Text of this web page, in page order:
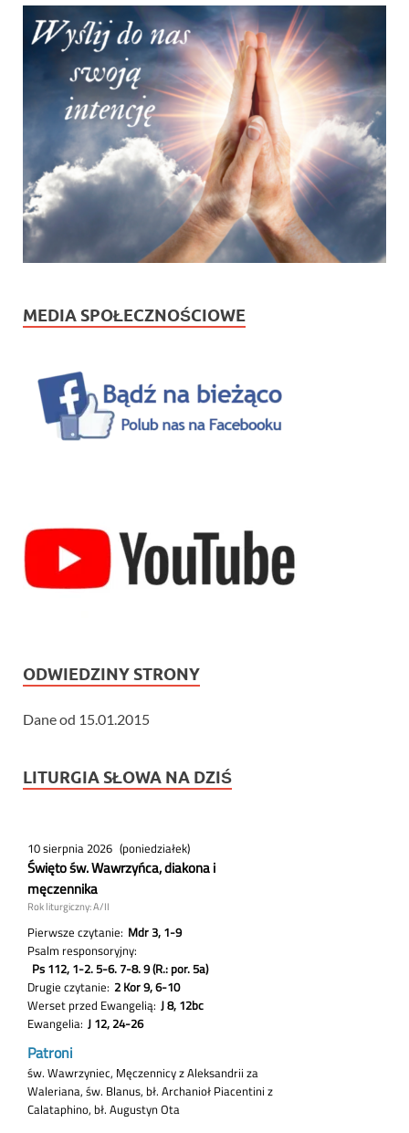
MEDIA SPOŁECZNOŚCIOWE
ODWIEDZINY STRONY
Dane od 15.01.2015
LITURGIA SŁOWA NA DZIŚ